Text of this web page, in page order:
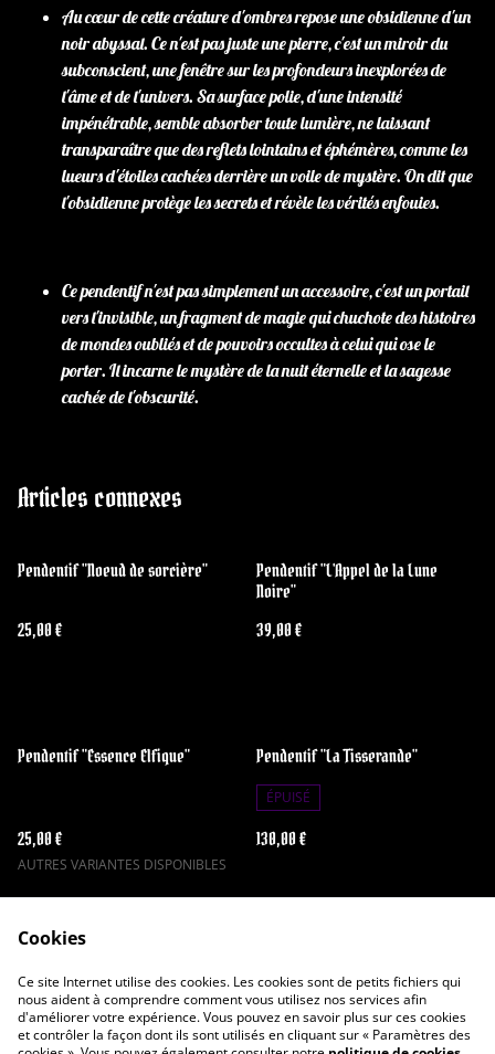
Au cœur de cette créature d'ombres repose une obsidienne d'un
noir abyssal. Ce n'est pas juste une pierre, c'est un miroir du
subconscient, une fenêtre sur les profondeurs inexplorées de
l'âme et de l'univers. Sa surface polie, d'une intensité
impénétrable, semble absorber toute lumière, ne laissant
transparaître que des reflets lointains et éphémères, comme les
lueurs d'étoiles cachées derrière un voile de mystère. On dit que
l'obsidienne protège les secrets et révèle les vérités enfouies.
Ce pendentif n'est pas simplement un accessoire, c'est un portail
vers l'invisible, un fragment de magie qui chuchote des histoires
de mondes oubliés et de pouvoirs occultes à celui qui ose le
porter. Il incarne le mystère de la nuit éternelle et la sagesse
cachée de l'obscurité.
Articles connexes
Pendentif "Noeud de sorcière"
25,00 €
Pendentif "L'Appel de la Lune
Noire"
39,00 €
Pendentif "Essence Elfique"
25,00 €
AUTRES VARIANTES DISPONIBLES
Pendentif "La Tisserande"
ÉPUISÉ
130,00 €
Contactez-nous Conditions
Cookies
Ce site Internet utilise des cookies. Les cookies sont de petits fichiers qui
nous aident à comprendre comment vous utilisez nos services afin
d'améliorer votre expérience. Vous pouvez en savoir plus sur ces cookies
et contrôler la façon dont ils sont utilisés en cliquant sur « Paramètres des